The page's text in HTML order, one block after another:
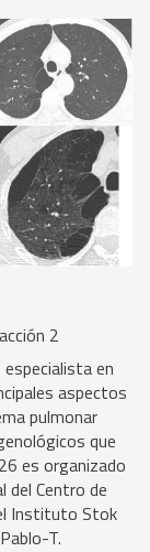
2
en
aspectos
pulmonar
que
es organizado
del Centro de
Instituto Stok
T.